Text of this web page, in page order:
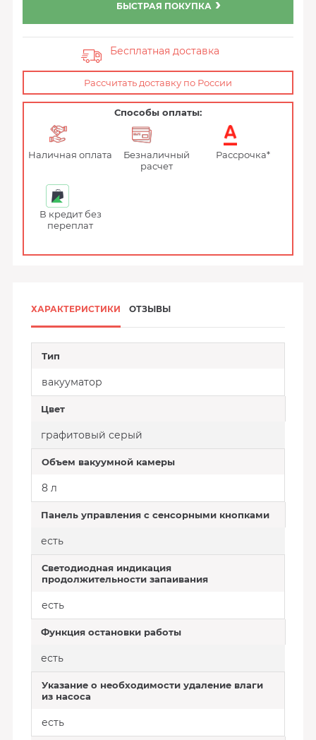
БЫСТРАЯ ПОКУПКА
Бесплатная доставка
Рассчитать доставку по России
Способы оплаты:
Наличная оплата
Безналичный
расчет
Рассрочка*
В кредит без
переплат
ХАРАКТЕРИСТИКИ ОТЗЫВЫ
Тип
вакууматор
Цвет
графитовый серый
Объем вакуумной камеры
8 л
Панель управления с сенсорными кнопками
есть
Светодиодная индикация
продолжительности запаивания
есть
Функция остановки работы
есть
Указание о необходимости удаление влаги
из насоса
есть